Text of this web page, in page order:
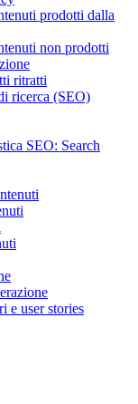
prodotti dalla
non prodotti
ritratti
ricerca (SEO)
SEO: Search
e user stories